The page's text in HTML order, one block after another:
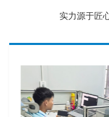
实力源于匠